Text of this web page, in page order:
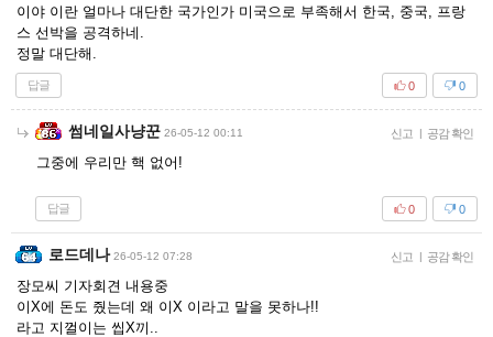
이야 이란 얼마나 대단한 국가인가 미국으로 부족해서 한국, 중국, 프랑
스 선박을 공격하네.
정말 대단해.
답글 0
0
썸네일사냥꾼 26-05-12 00:11 신고 | 공감 확인
그중에 우리만 핵 없어!
답글 0
0
로드데나 26-05-12 07:28 신고 | 공감 확인
장모씨 기자회견 내용중
이X에 돈도 줬는데 왜 이X 이라고 말을 못하나!!
라고 지껄이는 씹X끼..